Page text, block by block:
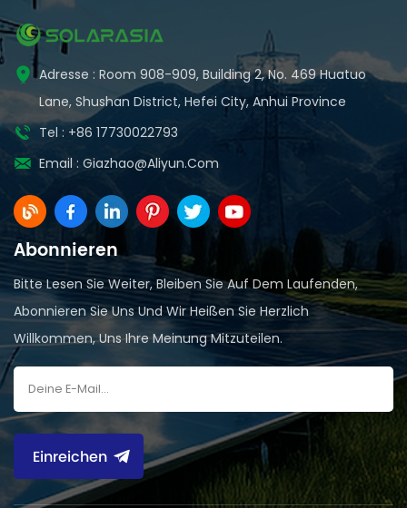
Adresse : Room 908-909, Building 2, No. 469 Huatuo
Lane, Shushan District, Hefei City, Anhui Province
Tel : +86 17730022793
Email : Giazhao@aliyun.com
Abonnieren
Bitte Lesen Sie Weiter, Bleiben Sie Auf Dem Laufenden,
Abonnieren Sie Uns Und Wir Heißen Sie Herzlich
Willkommen, Uns Ihre Meinung Mitzuteilen.
Einreichen